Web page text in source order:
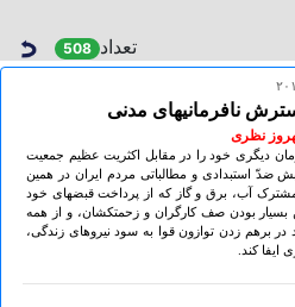
تعداد 508
نافرمانیهای مدنی
نظری
دیگری خود را در مقابل اکثریت عظیم جمعیت
ضدّ استبدادی و مطالباتی مردم ایران در همین
مشترک آب، برق و گاز که از پرداخت قبضهای خود
بسیار بودن صف کارگران و زحمتکشان، و از همه
در برهم زدن توازون قوا به سود نیروهای زندگی،
کند.